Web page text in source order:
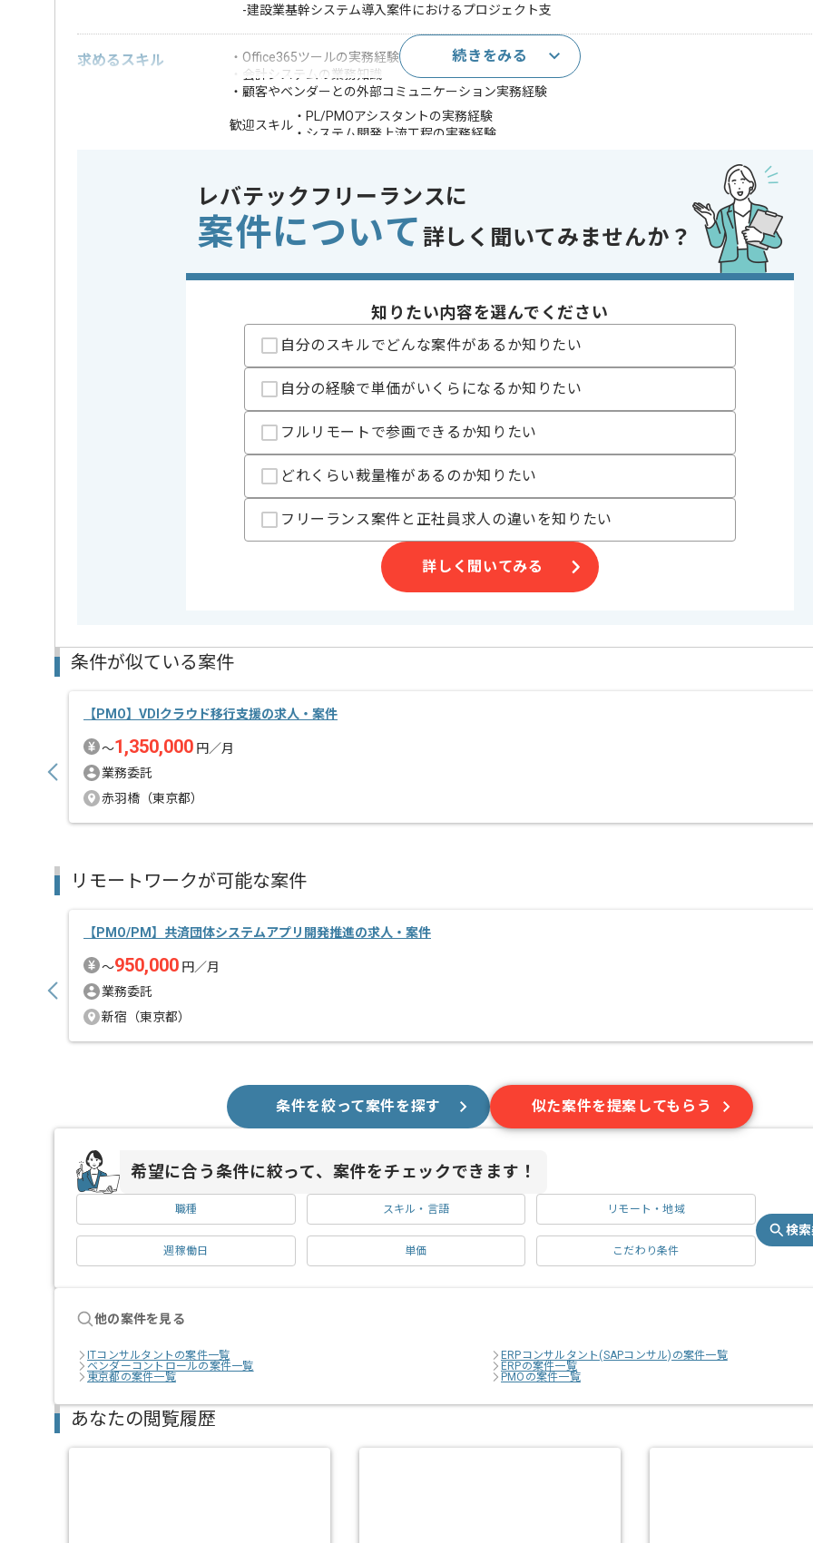
-建設業基幹システム導入案件におけるプロジェクト支
求めるスキル
・Office365ツールの実務経験
・会計システムの業務知識
・顧客やベンダーとの外部コミュニケーション実務経験
歓迎スキル
・PL/PMOアシスタントの実務経験
・システム開発上流工程の実務経験
この案件のポイント 業務内容
ベンダーコントロール , ERP
特徴
長期プロジェクト , BtoB向け , 上流工程の仕事
精算条件
支払いサイト
15日
PMアシスタント案件に携わっていただきます。
会計システムや業務フローの知見をお持ちの方、クライアントやベンダーとのコミュニケーション能力に自信のある方におすす
営業経験、サービス業経験をお持ちの方は歓迎いたします。
基本的には常駐での作業を見込んでおります。
プロジェクトは長期を想定しており、中長期的に腰を据えての参画を希望される方にはお勧めの案件となります。
作業開始時間および終了時間の調整については柔軟に対応可能ですので、ご自身のライフスタイルに合わせて参画いただけます
続きをみる
レバテックフリーランスに
案件について 詳しく聞いてみませんか？
知りたい内容を選んでください
自分のスキルでどんな案件があるか知りたい
自分の経験で単価がいくらになるか知りたい
フルリモートで参画できるか知りたい
どれくらい裁量権があるのか知りたい
フリーランス案件と正社員求人の違いを知りたい
詳しく聞いてみる
条件が似ている案件
【PMO】VDIクラウド移行支援の求人・案件
〜1,350,000 円／月
業務委託
赤羽橋（東京都）
リモートワークが可能な案件
【PMO/PM】共済団体システムアプリ開発推進の求人・案件
〜950,000 円／月
業務委託
新宿（東京都）
条件を絞って案件を探す 似た案件を提案してもらう
希望に合う条件に絞って、案件をチェックできます！
職種 スキル・言語 リモート・地域
週稼働日 単価 こだわり条件
検
他の案件を見る
ITコンサルタントの案件一覧
ERPコンサルタント(SAPコンサル)の案件一覧
ベンダーコントロールの案件一覧
ERPの案件一覧
東京都の案件一覧
PMOの案件一覧
あなたの閲覧履歴